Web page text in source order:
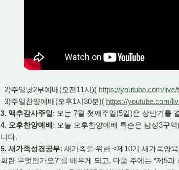
2)주일낮2부예배(오전11시)( https://youtube.com/
3)주일찬양예배(오후1시30분)( https://youtube.com/
3. 맥추감사주일: 오는 7월 첫째주일(5일)은 상반기를
4. 오후찬양예배: 오늘 오후찬양예배 특순은 남성3구
니다.
5. 새가족성경공부: 새가족을 위한 <제10기 새가족양
회란 무엇인가요?”를 배우게 되고, 다음 주에는 “제5